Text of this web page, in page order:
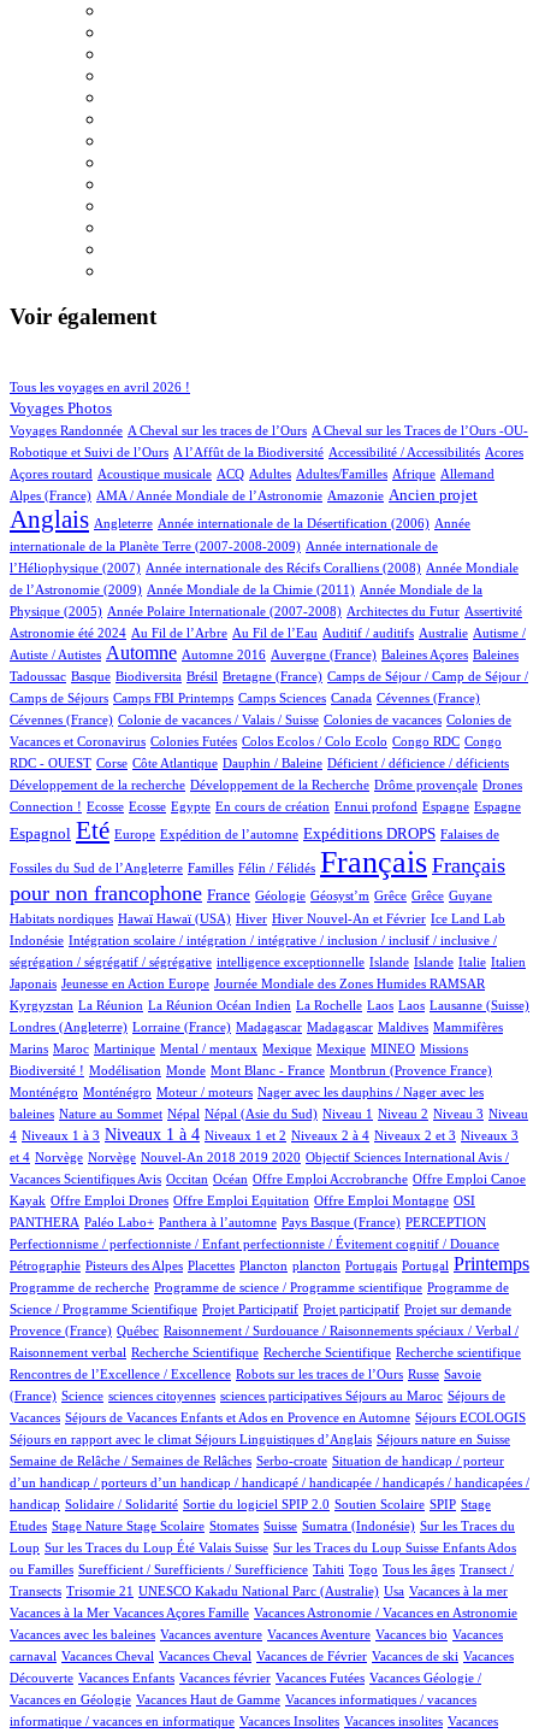
Voir également
Tous les voyages en avril 2026 !
214/914
Voyages Photos
152/914
Voyages Randonnée
4/914 A Cheval sur les traces de l’Ours
4/914
A Cheval sur les Traces de l’Ours -OU-
Robotique et Suivi de l’Ours
4/914 A l’Affût de la Biodiversité
2/914 Accessibilité / Accessibilités
4/914 Acores
1/914
Açores routard
2/914 Acoustique musicale
100/914 ACQ
27/914 Adultes
13/914 Adultes/Familles
2/914 Afrique
68/914 Allemand
18/914
Alpes (France)
12/914 AMA / Année Mondiale de l’Astronomie
6/914 Amazonie
259/914 Ancien projet
705/914
Anglais
61/914 Angleterre
6/914 Année internationale de la Désertification (2006)
14/914
Année
internationale de la Planète Terre (2007-2008-2009)
4/914
Année internationale de
l’Héliophysique (2007)
1/914 Année internationale des Récifs Coralliens (2008)
12/914
Année Mondiale
de l’Astronomie (2009)
3/914 Année Mondiale de la Chimie (2011)
14/914
Année Mondiale de la
Physique (2005)
6/914 Année Polaire Internationale (2007-2008)
3/914 Architectes du Futur
1/914 Assertivité
72/914
Astronomie été 2024
23/914 Au Fil de l’Arbre
17/914 Au Fil de l’Eau
2/914 Auditif / auditifs
1/914 Australie
2/914
Autisme /
Autiste / Autistes
430/914 Automne
4/914 Automne 2016
4/914 Auvergne (France)
1/914 Baleines Açores
2/914
Baleines
Tadoussac
1/914 Basque
79/914 Biodiversita
1/914 Brésil
14/914 Bretagne (France)
110/914
Camps de Séjour / Camp de Séjour /
Camps de Séjours
4/914 Camps FBI Printemps
13/914 Camps Sciences
4/914 Canada
2/914 Cévennes (France)
1/914
Cévennes (France)
1/914 Colonie de vacances / Valais / Suisse
4/914 Colonies de vacances
3/914
Colonies de
Vacances et Coronavirus
1/914 Colonies Futées
1/914 Colos Ecolos / Colo Ecolo
1/914 Congo RDC
2/914
Congo
RDC - OUEST
1/914 Corse
15/914 Côte Atlantique
1/914 Dauphin / Baleine
2/914 Déficient / déficience / déficients
1/914
Développement de la recherche
1/914 Développement de la Recherche
1/914 Drôme provençale
17/914
Drones
Connection !
1/914 Ecosse
1/914 Ecosse
1/914 Egypte
16/914 En cours de création
2/914 Ennui profond
18/914 Espagne
11/914 Espagne
248/914
Espagnol
697/914 Eté
11/914 Europe
179/914 Expédition de l’automne
263/914 Expéditions DROPS
4/914 Falaises de
Fossiles du Sud de l’Angleterre Familles Félin / Félidés Français Français
pour non francophone
289/914 France
38/914 Géologie
1/914 Géosyst’m
1/914 Grêce
1/914 Grêce
1/914 Guyane
3/914
Habitats nordiques
2/914 Hawaï
2/914 Hawaï (USA)
152/914 Hiver
22/914 Hiver Nouvel-An et Février
8/914 Ice Land Lab
1/914
Indonésie
2/914
Intégration scolaire / intégration / intégrative / inclusion / inclusif / inclusive /
ségrégation / ségrégatif / ségrégative
2/914 intelligence exceptionnelle
9/914 Islande
8/914 Islande
10/914 Italie
75/914 Italien
5/914
Japonais
2/914 Jeunesse en Action Europe
5/914 Journée Mondiale des Zones Humides RAMSAR
101/914
Kyrgyzstan
5/914 La Réunion
3/914 La Réunion Océan Indien
1/914 La Rochelle
1/914 Laos
1/914 Laos
2/914 Lausanne (Suisse)
57/914
Londres (Angleterre)
1/914 Lorraine (France)
4/914 Madagascar
4/914 Madagascar
1/914 Maldives
1/914
Mammifères
Marins
8/914 Maroc
6/914 Martinique
2/914 Mental / mentaux
1/914 Mexique
1/914 Mexique
31/914 MINEO
38/914
Missions
Biodiversité !
1/914 Modélisation
4/914 Monde
1/914 Mont Blanc - France
8/914 Montbrun (Provence France)
12/914
Monténégro
12/914 Monténégro
2/914 Moteur / moteurs
1/914
Nager avec les dauphins / Nager avec les
baleines
3/914 Nature au Sommet
15/914 Népal
15/914 Népal (Asie du Sud)
13/914 Niveau 1
11/914 Niveau 2
13/914 Niveau 3
114/914
Niveau
4
131/914
Niveaux 1 à 3
380/914 Niveaux 1 à 4
13/914 Niveaux 1 et 2
49/914 Niveaux 2 à 4
15/914 Niveaux 2 et 3
158/914
Niveaux 3
et 4
2/914Norvège
2/914 Norvège
14/914 Nouvel-An 2018 2019 2020
1/914
Objectif Sciences International Avis /
Vacances Scientifiques Avis
7/914 Occitan
182/914 Océan
1/914 Offre Emploi Accrobranche
1/914
Offre Emploi Canoe
Kayak
1/914Offre Emploi Drones
2/914 Offre Emploi Equitation
1/914 Offre Emploi Montagne
108/914
OSI
PANTHERA
94/914 Paléo Labo+
107/914 Panthera à l’automne
6/914 Pays Basque (France)
51/914 PERCEPTION
2/914
Perfectionnisme / perfectionniste / Enfant perfectionniste / Évitement cognitif / Douance
10/914
Pétrographie
6/914 Pisteurs des Alpes
3/914 Placettes
1/914 Plancton
1/914 plancton
12/914 Portugais
1/914 Portugal
429/914 Printemps
1/914
Programme de recherche
1/914 Programme de science / Programme scientifique
2/914
Programme de
Science / Programme Scientifique
1/914 Projet Participatif
1/914 Projet participatif
15/914 Projet sur demande
78/914
Provence (France)
4/914 Québec
2/914
Raisonnement / Surdouance / Raisonnements spéciaux / Verbal /
Raisonnement verbal
1/914 Recherche Scientifique
2/914 Recherche Scientifique
1/914 Recherche scientifique
1/914
Rencontres de l’Excellence / Excellence
4/914 Robots sur les traces de l’Ours
101/914 Russe
4/914
Savoie
(France)
11/914 Science
1/914 sciences citoyennes
1/914 sciences participatives
1/914 Séjours au Maroc
100/914
Séjours de
Vacances
69/914 Séjours de Vacances Enfants et Ados en Provence en Automne
4/914 Séjours ECOLOGIS
15/914
Séjours en rapport avec le climat
67/914 Séjours Linguistiques d’Anglais
10/914 Séjours nature en Suisse
100/914
Semaine de Relâche / Semaines de Relâches
12/914 Serbo-croate
2/914
Situation de handicap / porteur
d’un handicap / porteurs d’un handicap / handicapé / handicapée / handicapés / handicapées /
handicap
2/914 Solidaire / Solidarité
3/914 Sortie du logiciel SPIP 2.0
59/914 Soutien Scolaire
3/914 SPIP
1/914
Stage
Etudes
1/914Stage Nature
11/914 Stage Scolaire
1/914 Stomates
178/914 Suisse
4/914 Sumatra (Indonésie)
2/914
Sur les Traces du
Loup
7/914Sur les Traces du Loup Été Valais Suisse
6/914
Sur les Traces du Loup Suisse Enfants Ados
ou Familles
2/914 Surefficient / Surefficients / Surefficience
50/914 Tahiti
7/914 Togo
10/914 Tous les âges
100/914
Transect /
Transects
2/914 Trisomie 21
1/914 UNESCO Kakadu National Parc (Australie)
11/914 Usa
1/914 Vacances à la mer
1/914
Vacances à la Mer
1/914 Vacances Açores Famille
72/914 Vacances Astronomie / Vacances en Astronomie
1/914
Vacances avec les baleines
1/914 Vacances aventure
11/914 Vacances Aventure
1/914 Vacances bio
1/914
Vacances
carnaval
106/914Vacances Cheval
1/914 Vacances Cheval
19/914 Vacances de Février
1/914 Vacances de ski
1/914
Vacances
Découverte
70/914 Vacances Enfants
1/914 Vacances février
2/914 Vacances Futées
22/914
Vacances Géologie /
Vacances en Géologie
1/914 Vacances Haut de Gamme
1/914
Vacances informatiques / vacances
informatique / vacances en informatique
1/914 Vacances Insolites
1/914 Vacances insolites
1/914 Vacances